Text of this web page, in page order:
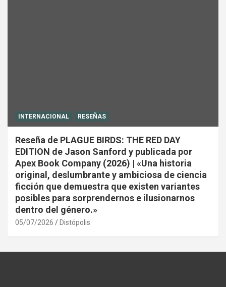
INTERNACIONAL RESEÑAS
Reseña de PLAGUE BIRDS: THE RED DAY
EDITION de Jason Sanford y publicada por
Apex Book Company (2026) | «Una historia
original, deslumbrante y ambiciosa de ciencia
ficción que demuestra que existen variantes
posibles para sorprendernos e ilusionarnos
dentro del género.»
05/07/2026 Distópolis